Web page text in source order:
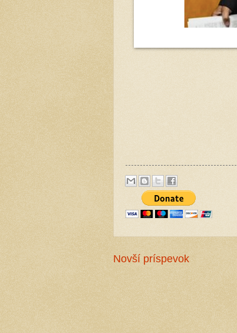
Novší príspevok